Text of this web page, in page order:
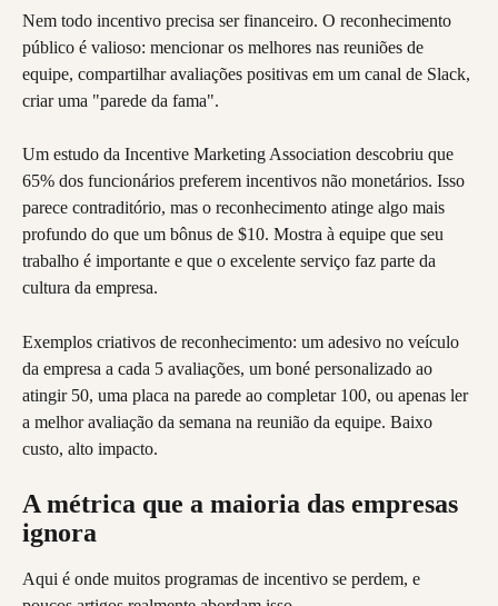
Nem todo incentivo precisa ser financeiro. O reconhecimento
público é valioso: mencionar os melhores nas reuniões de
equipe, compartilhar avaliações positivas em um canal de Slack,
criar uma "parede da fama".
Um estudo da Incentive Marketing Association descobriu que
65% dos funcionários preferem incentivos não monetários. Isso
parece contraditório, mas o reconhecimento atinge algo mais
profundo do que um bônus de $10. Mostra à equipe que seu
trabalho é importante e que o excelente serviço faz parte da
cultura da empresa.
Exemplos criativos de reconhecimento: um adesivo no veículo
da empresa a cada 5 avaliações, um boné personalizado ao
atingir 50, uma placa na parede ao completar 100, ou apenas ler
a melhor avaliação da semana na reunião da equipe. Baixo
custo, alto impacto.
A métrica que a maioria das empresas
ignora
Aqui é onde muitos programas de incentivo se perdem, e